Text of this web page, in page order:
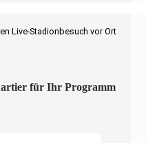
Live-Stadionbesuch vor Ort
für Ihr Programm